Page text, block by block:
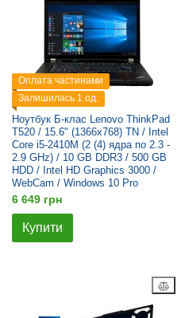
Оплата частинами
Залишилась 1 од.
Ноутбук Б-клас Lenovo ThinkPad
T520 / 15.6" (1366x768) TN / Intel
Core i5-2410M (2 (4) ядра по 2.3 -
2.9 GHz) / 10 GB DDR3 / 500 GB
HDD / Intel HD Graphics 3000 /
WebCam / Windows 10 Pro
6 649 грн
Купити